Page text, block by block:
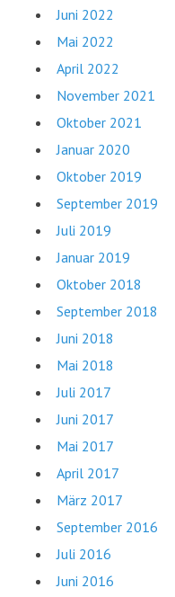
Juni 2022
Mai 2022
April 2022
November 2021
Oktober 2021
Januar 2020
Oktober 2019
September 2019
Juli 2019
Januar 2019
Oktober 2018
September 2018
Juni 2018
Mai 2018
Juli 2017
Juni 2017
Mai 2017
April 2017
März 2017
September 2016
Juli 2016
Juni 2016